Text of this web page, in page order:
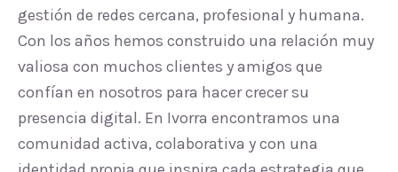
gestión de redes cercana, profesional y humana.
Con los años hemos construido una relación muy
valiosa con muchos clientes y amigos que
confían en nosotros para hacer crecer su
presencia digital. En Ivorra encontramos una
comunidad activa, colaborativa y con una